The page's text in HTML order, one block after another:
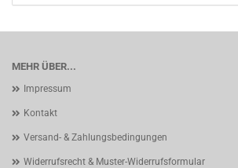
MEHR ÜBER...
Impressum
Kontakt
Versand- & Zahlungsbedingungen
Widerrufsrecht & Muster-Widerrufsformular